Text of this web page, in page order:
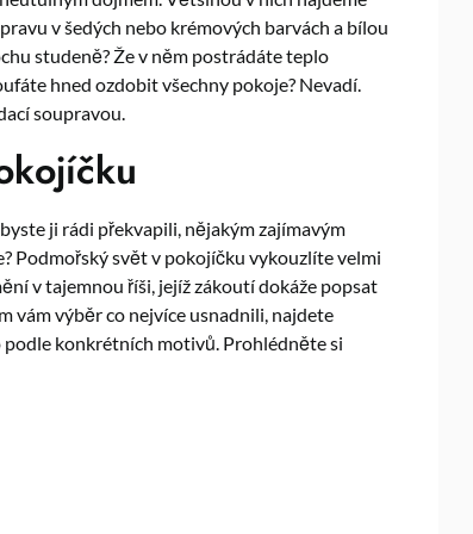
v šedých nebo krémových barvách a bílou
studeně? Že v něm postrádáte teplo
hned ozdobit všechny pokoje? Nevadí.
soupravou.
ji rádi překvapili, nějakým zajímavým
Podmořský svět v pokojíčku vykouzlíte velmi
v tajemnou říši, jejíž zákoutí dokáže popsat
vám výběr co nejvíce usnadnili, najdete
konkrétních motivů. Prohlédněte si